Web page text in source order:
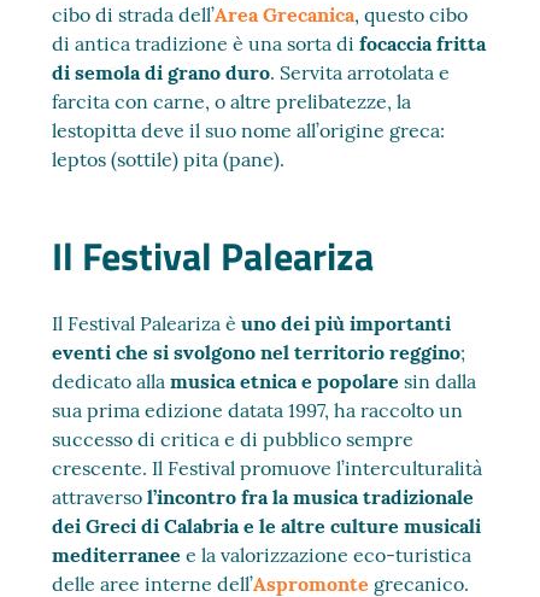
cibo di strada dell’Area Grecanica, questo cibo
di antica tradizione è una sorta difocaccia fritta
di semola di grano duro. Servita arrotolata e
farcita con carne, o altre prelibatezze, la
lestopitta deve il suo nome all’origine greca:
leptos (sottile) pita (pane).
Il Festival Paleariza
Il Festival Paleariza èuno dei più importanti
eventi che si svolgono nel territorio reggino;
dedicato allamusica etnica e popolare sin dalla
sua prima edizione datata 1997, ha raccolto un
successo di critica e di pubblico sempre
crescente. Il Festival promuove l’interculturalità
attraversol’incontro fra la musica tradizionale
dei Greci di Calabria e le altre culture musicali
mediterranee e la valorizzazione eco-turistica
delle aree interne dell’Aspromonte grecanico.